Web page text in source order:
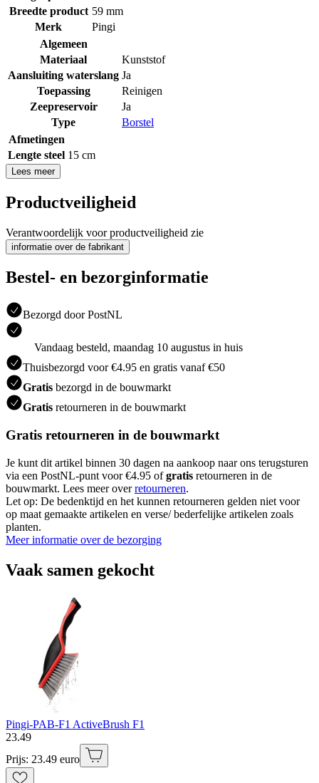
Breedte product 59 mm
Merk
Pingi
Algemeen
Materiaal
Kunststof
Aansluiting waterslang Ja
Toepassing
Reinigen
Zeepreservoir
Ja
Type
Borstel
Afmetingen
Lengte steel 15 cm
Lees meer
Productveiligheid
Verantwoordelijk voor productveiligheid zie
informatie over de fabrikant
Bestel- en bezorginformatie
Bezorgd door PostNL
Vandaag besteld, maandag 10 augustus in huis
Thuisbezorgd voor €4.95 en gratis vanaf €50
Gratis bezorgd in de bouwmarkt
Gratis retourneren in de bouwmarkt
Gratis retourneren in de bouwmarkt
Je kunt dit artikel binnen 30 dagen na aankoop naar ons terugsturen
via een PostNL-punt voor €4.95 ofgratis retourneren in de
bouwmarkt. Lees meer overretourneren.
Let op: De bedenktijd en het kunnen retourneren gelden niet voor
op maat gemaakte artikelen en verse/ bederfelijke artikelen zoals
planten.
Meer informatie over de bezorging
Vaak samen gekocht
Pingi-PAB-F1 ActiveBrush F1
23.49
Prijs: 23.49 euro